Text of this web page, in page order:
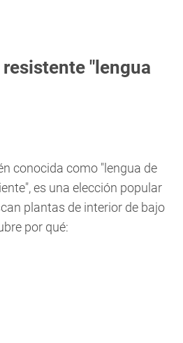
"lengua
conocida como "lengua de
es una elección popular
plantas de interior de bajo
por qué: